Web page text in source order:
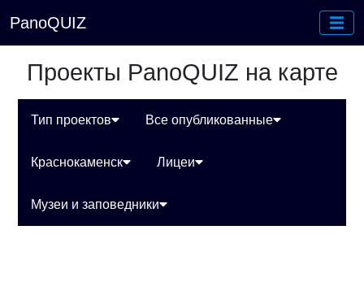
PanoQUIZ
Проекты PanoQUIZ на карте
Тип проектов Все опубликованные
Краснокаменск Лицеи
Музеи и заповедники